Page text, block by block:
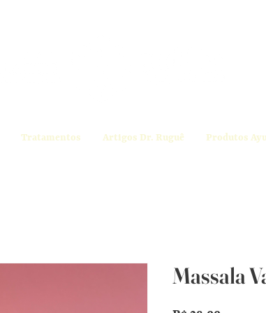
Tratamentos Artigos Dr. Ruguê Produtos
Massala